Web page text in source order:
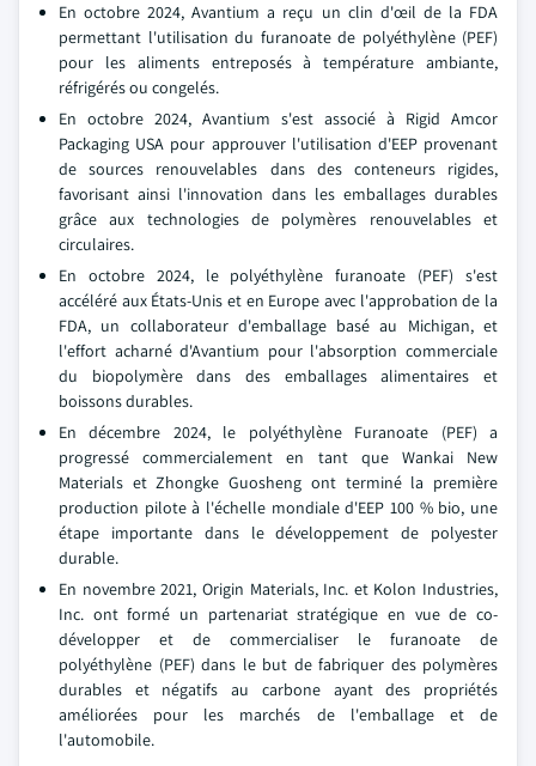
En octobre 2024, Avantium a reçu un clin d'œil de la FDA
permettant l'utilisation du furanoate de polyéthylène (PEF)
pour les aliments entreposés à température ambiante,
réfrigérés ou congelés.
En octobre 2024, Avantium s'est associé à Rigid Amcor
Packaging USA pour approuver l'utilisation d'EEP provenant
de sources renouvelables dans des conteneurs rigides,
favorisant ainsi l'innovation dans les emballages durables
grâce aux technologies de polymères renouvelables et
circulaires.
En octobre 2024, le polyéthylène furanoate (PEF) s'est
accéléré aux États-Unis et en Europe avec l'approbation de la
FDA, un collaborateur d'emballage basé au Michigan, et
l'effort acharné d'Avantium pour l'absorption commerciale
du biopolymère dans des emballages alimentaires et
boissons durables.
En décembre 2024, le polyéthylène Furanoate (PEF) a
progressé commercialement en tant que Wankai New
Materials et Zhongke Guosheng ont terminé la première
production pilote à l'échelle mondiale d'EEP 100 % bio, une
étape importante dans le développement de polyester
durable.
En novembre 2021, Origin Materials, Inc. et Kolon Industries,
Inc. ont formé un partenariat stratégique en vue de co-
développer et de commercialiser le furanoate de
polyéthylène (PEF) dans le but de fabriquer des polymères
durables et négatifs au carbone ayant des propriétés
améliorées pour les marchés de l'emballage et de
l'automobile.